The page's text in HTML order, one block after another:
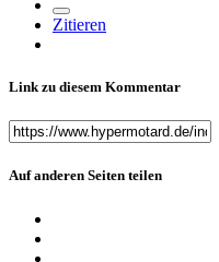
Zitieren
Link zu diesem Kommentar
Auf anderen Seiten teilen